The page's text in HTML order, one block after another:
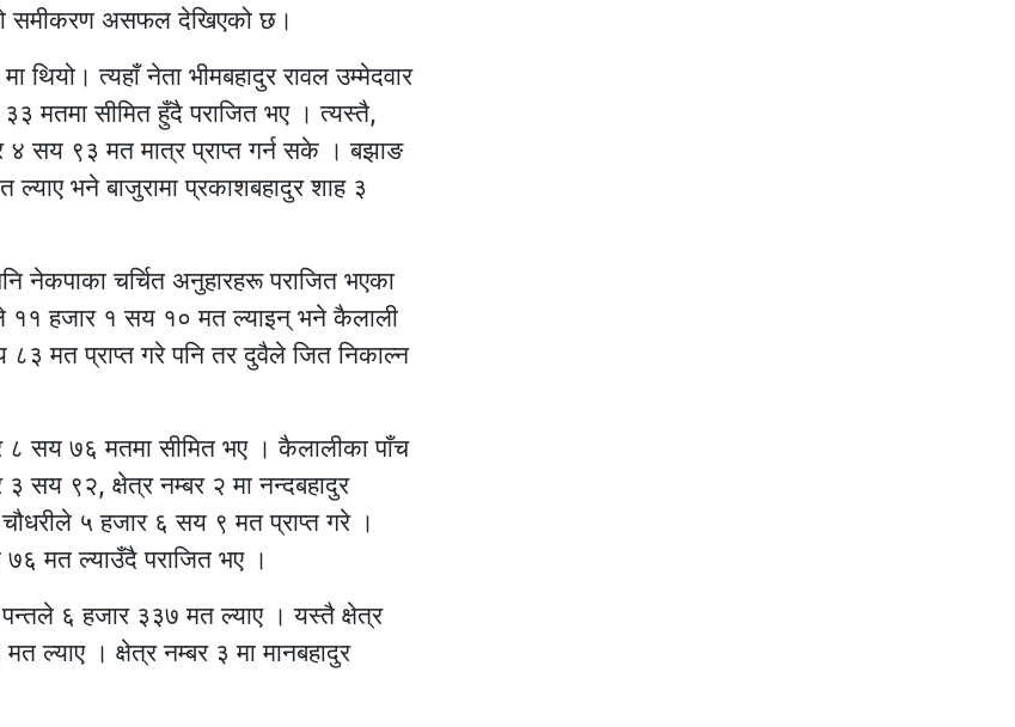
समीकरण असफल देखिएको छ।
थियो। त्यहाँ नेता भीमबहादुर रावल उम्मेदवार
मतमा सीमित हुँदै पराजित भए । त्यस्तै,
४ सय ९३ मत मात्र प्राप्त गर्न सके । बझाङ
भने बाजुरामा प्रकाशबहादुर शाह ३
नेकपाका चर्चित अनुहारहरू पराजित भएका
११ हजार १ सय १० मत ल्याइन् भने कैलाली
८३ मत प्राप्त गरे पनि तर दुवैले जित निकाल्न
८ सय ७६ मतमा सीमित भए । कैलालीका पाँच
सय ९२, क्षेत्र नम्बर २ मा नन्दबहादुर
५ हजार ६ सय ९ मत प्राप्त गरे ।
मत ल्याउँदै पराजित भए ।
६ हजार ३३७ मत ल्याए । यस्तै क्षेत्र
ल्याए । क्षेत्र नम्बर ३ मा मानबहादुर